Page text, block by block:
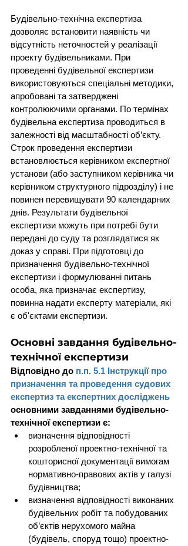
Будівельно-технічна експертиза
дозволяє встановити наявність чи
відсутність неточностей у реалізації
проекту будівельниками. При
проведенні будівельної експертизи
використовуються спеціальні методики,
апробовані та затверджені
контролюючими органами. По термінах
будівельна експертиза проводиться в
залежності від масштабності об’єкту.
Строк проведення експертизи
встановлюється керівником експертної
установи (або заступником керівника чи
керівником структурного підрозділу) і не
повинен перевищувати 90 календарних
днів. Результати будівельної
експертизи можуть при потребі бути
передані до суду та розглядатися як
доказ у справі. При підготовці до
призначення будівельно-технічної
експертизи і формулюванні питань
особа, яка призначає експертизу,
повинна надати експерту матеріали, які
є об'єктами експертизи.
Основні завдання будівельно-
технічної експертизи
Відповідно до п.п. 5.1 Інструкції про
призначення та проведення судових
експертиз та експертних досліджень
основними завданнями будівельно-
технічної експертизи є:
визначення відповідності
розробленої проектно-технічної та
кошторисної документації вимогам
нормативно-правових актів у галузі
будівництва;
визначення відповідності виконаних
будівельних робіт та побудованих
об’єктів нерухомого майна
(будівель, споруд тощо) проектно-